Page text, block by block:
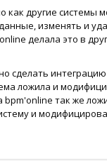
как другие системы
изменять и
делала это в
сделать
ложила и
bpm'online так же
и